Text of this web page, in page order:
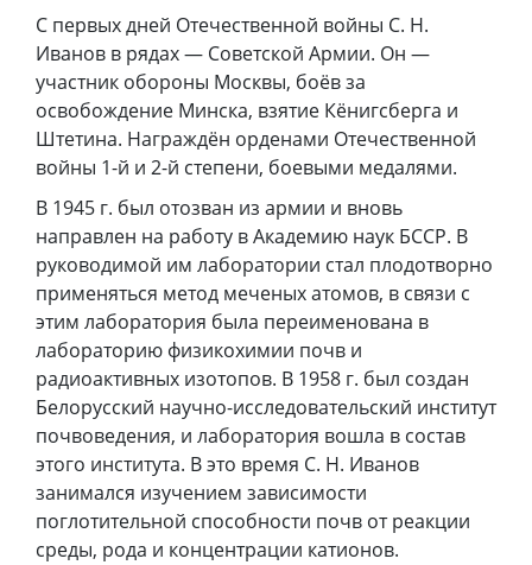
С первых дней Отечественной войны С. Н.
Иванов в рядах — Советской Армии. Он —
участник обороны Москвы, боёв за
освобождение Минска, взятие Кёнигсберга и
Штетина. Награждён орденами Отечественной
войны 1-й и 2-й степени, боевыми медалями.
В 1945 г. был отозван из армии и вновь
направлен на работу в Академию наук БССР. В
руководимой им лаборатории стал плодотворно
применяться метод меченых атомов, в связи с
этим лаборатория была переименована в
лабораторию физикохимии почв и
радиоактивных изотопов. В 1958 г. был создан
Белорусский научно-исследовательский институт
почвоведения, и лаборатория вошла в состав
этого института. В это время С. Н. Иванов
занимался изучением зависимости
поглотительной способности почв от реакции
среды, рода и концентрации катионов.